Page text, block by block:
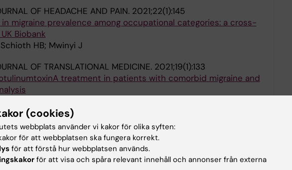
OF HEADACHE AND PAIN. 2021;22(1):145
migraine prevalence among occupational categories: a cross-
Biobank
HB; Mwinyi J
OF TRANSLATIONAL MEDICINE. 2021;19(1):133
treatment in patients with comorbid migraine and
HB; Mwinyi J
(cookies)
webbplats använder vi kakor för olika syften:
för att webbplatsen ska fungera korrekt.
för att förstå hur webbplatsen används.
för att visa och spåra relevant innehåll och annonser från externa